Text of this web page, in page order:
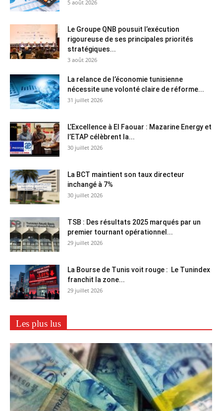
5 août 2026
Le Groupe QNB pousuit l’exécution
rigoureuse de ses principales priorités
stratégiques...
3 août 2026
La relance de l’économie tunisienne
nécessite une volonté claire de réforme...
31 juillet 2026
L’Excellence à El Faouar : Mazarine Energy et
l’ETAP célèbrent la...
30 juillet 2026
La BCT maintient son taux directeur
inchangé à 7%
30 juillet 2026
TSB : Des résultats 2025 marqués par un
premier tournant opérationnel...
29 juillet 2026
La Bourse de Tunis voit rouge : Le Tunindex
franchit la zone...
29 juillet 2026
Les plus lus